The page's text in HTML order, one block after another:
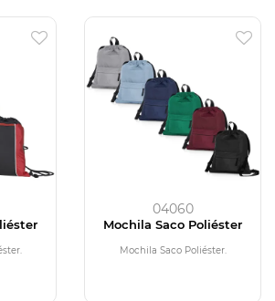
04060
Mochila Saco Poliéster
Mochila Saco Poliéster.